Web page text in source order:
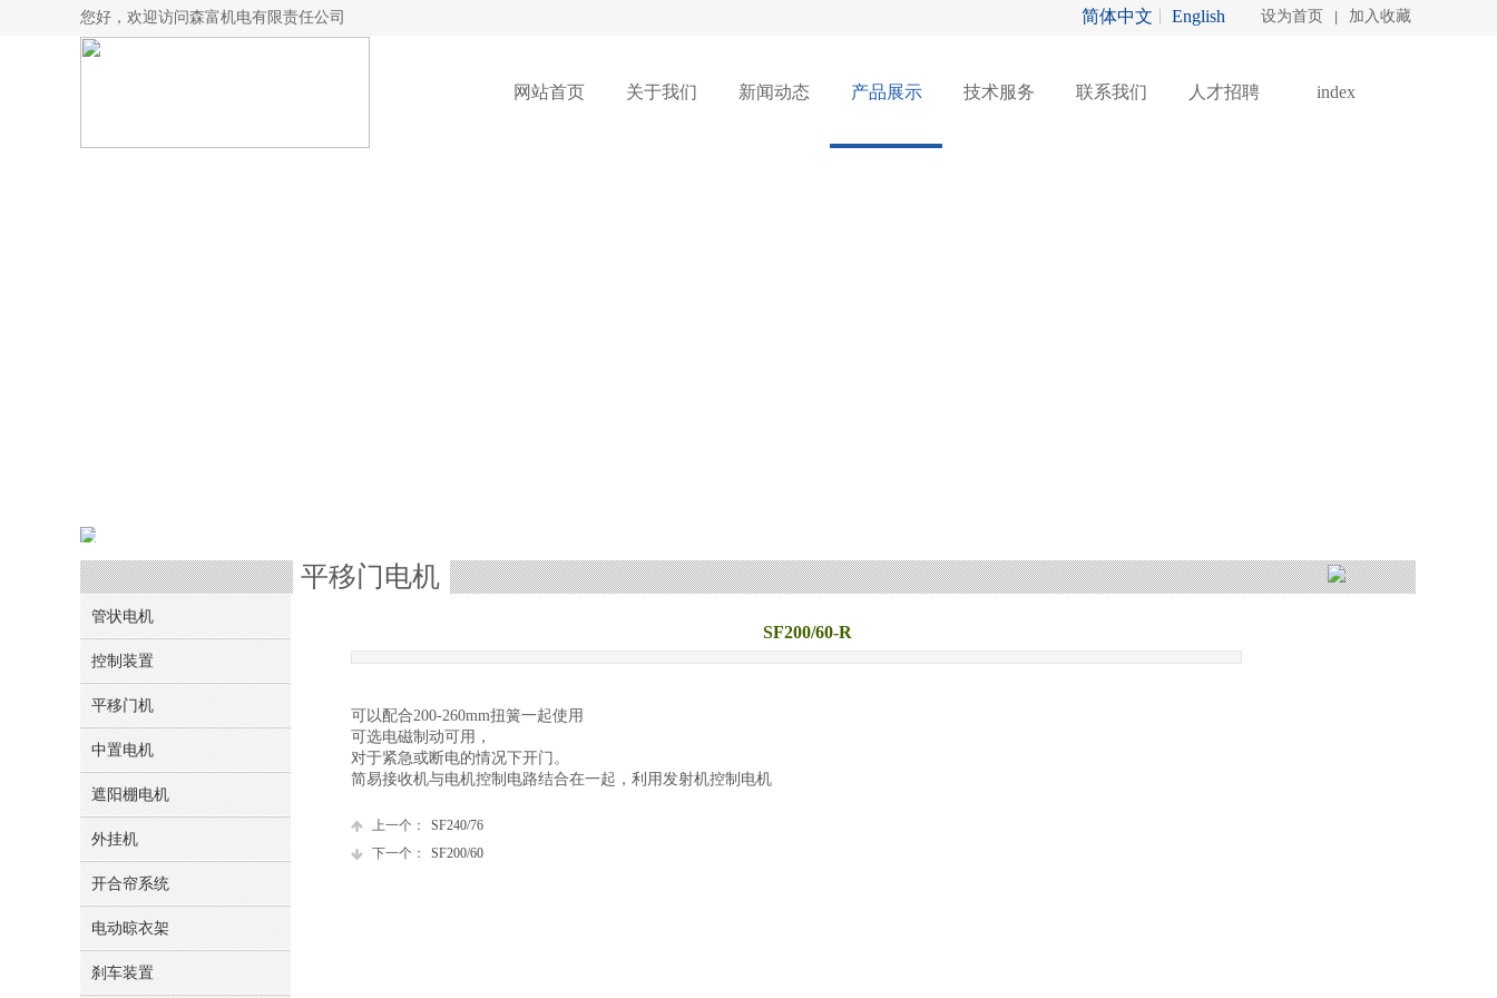
设为首页 加入收藏
您好，欢迎访问森富机电有限责任公司 简体中文 English
网站首页 关于我们 新闻动态 产品展示 技术服务 联系我们 人才招聘 index
平移门电机
管状电机
控制装置
平移门机
中置电机
遮阳棚电机
外挂机
开合帘系统
电动晾衣架
刹车装置
SF200/60-R
可以配合200-260mm扭簧一起使用
可选电磁制动可用，
对于紧急或断电的情况下开门。
简易接收机与电机控制电路结合在一起，利用发射机控制电机
上一个：
SF240/76
下一个：
SF200/60